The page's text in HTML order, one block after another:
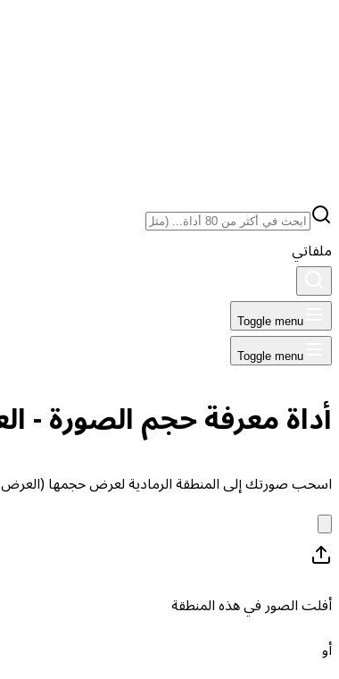
ملفاتي
Toggle menu
Toggle menu
أداة معرفة حجم الصورة -
اسحب صورتك إلى المنطقة الرمادية لعرض حجمها (العرض
أفلت الصور في هذه المنطقة
أو